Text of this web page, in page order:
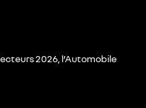
2026, l’Automobile